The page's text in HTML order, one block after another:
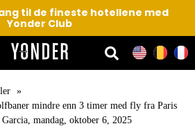
til de fineste hotellene med
Yonder Club
mindre enn 3 timer med fly fra Paris
, mandag, oktober 6, 2025